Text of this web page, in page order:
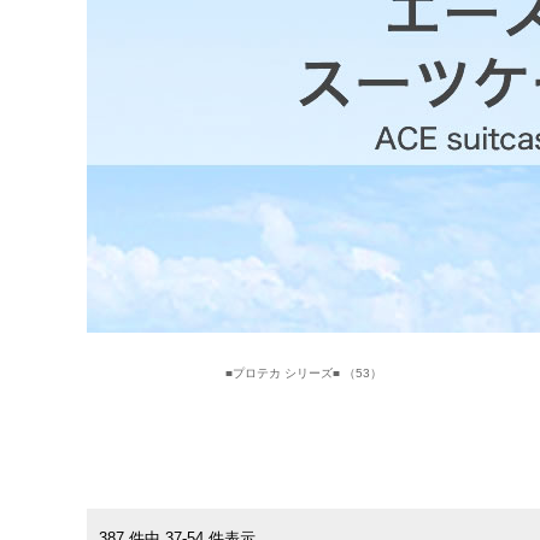
■プロテカ シリーズ■ （53）